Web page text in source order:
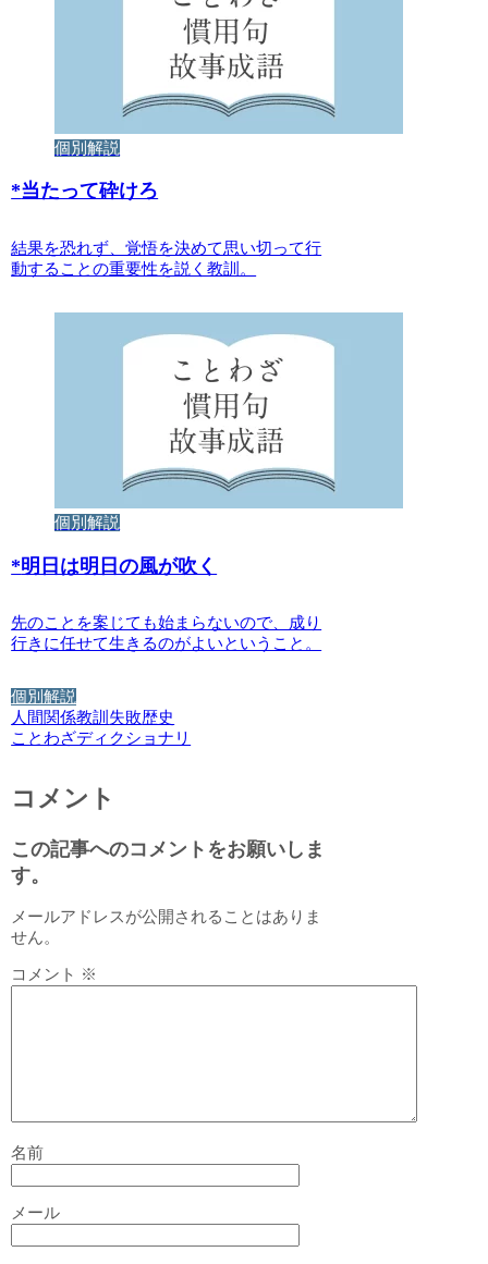
個別解説
*当たって砕けろ
結果を恐れず、覚悟を決めて思い切って行
動することの重要性を説く教訓。
個別解説
*明日は明日の風が吹く
先のことを案じても始まらないので、成り
行きに任せて生きるのがよいということ。
個別解説
人間関係教訓 失敗歴史
ことわざディクショナリ
コメント
この記事へのコメントをお願いしま
す。
メールアドレスが公開されることはありま
せん。
コメント ※
名前
メール